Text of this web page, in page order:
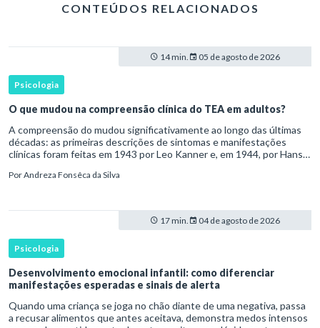
CONTEÚDOS RELACIONADOS
14 min. 05 de agosto de 2026
Psicologia
O que mudou na compreensão clínica do TEA em adultos?
A compreensão do mudou significativamente ao longo das últimas
décadas: as primeiras descrições de sintomas e manifestações
clínicas foram feitas em 1943 por Leo Kanner e, em 1944, por Hans
PorAndreza Fonsêca da Silva
17 min. 04 de agosto de 2026
Psicologia
Desenvolvimento emocional infantil: como diferenciar
manifestações esperadas e sinais de alerta
Quando uma criança se joga no chão diante de uma negativa, passa
a recusar alimentos que antes aceitava, demonstra medos intensos